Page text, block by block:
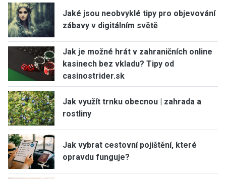
Jaké jsou neobvyklé tipy pro objevování
zábavy v digitálním světě
Jak je možné hrát v zahraničních online
kasinech bez vkladu? Tipy od
casinostrider.sk
Jak využít trnku obecnou | zahrada a
rostliny
Jak vybrat cestovní pojištění, které
opravdu funguje?